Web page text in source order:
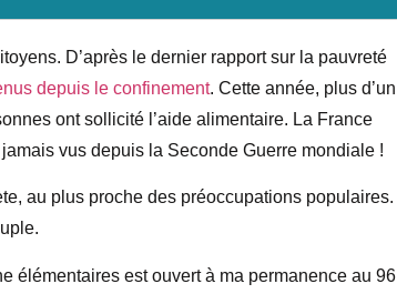
D’après le dernier rapport sur la pauvreté
depuis le confinement. Cette année, plus d’un
ont sollicité l’aide alimentaire. La France
vus depuis la Seconde Guerre mondiale !
au plus proche des préoccupations populaires.
élémentaires est ouvert à ma permanence au 96